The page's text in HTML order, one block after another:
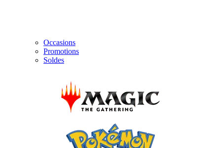
Occasions
Promotions
Soldes